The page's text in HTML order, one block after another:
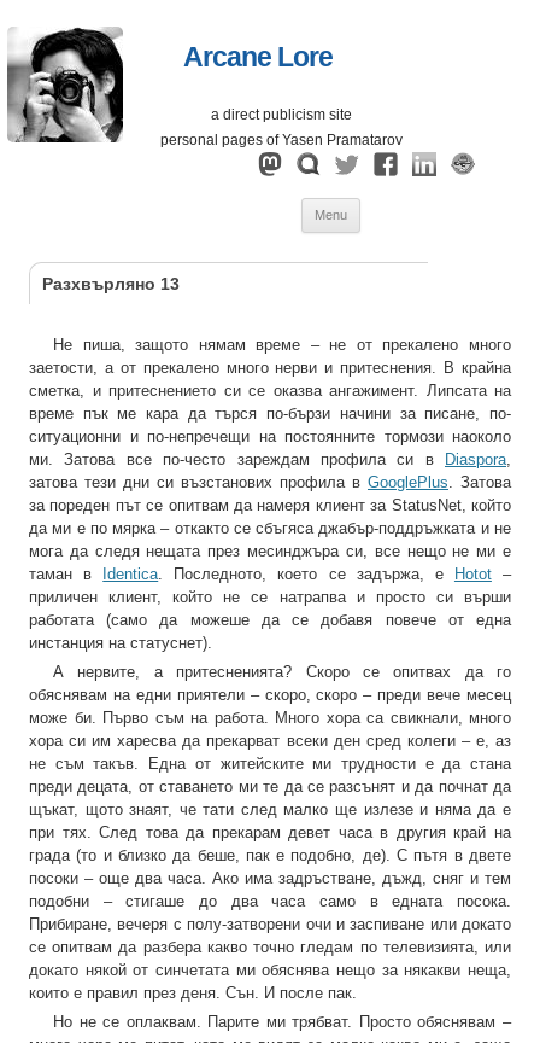
Arcane Lore
a direct publicism site
personal pages of Yasen Pramatarov
Menu
Разхвърляно 13
Не пиша, защото нямам време – не от прекалено много
заетости, а от прекалено много нерви и притеснения. В крайна
сметка, и притеснението си се оказва ангажимент. Липсата на
време пък ме кара да търся по-бързи начини за писане, по-
ситуационни и по-непречещи на постоянните тормози наоколо
ми. Затова все по-често зареждам профила си в
Diaspora,
затова тези дни си възстанових профила в GooglePlus. Затова
за пореден път се опитвам да намеря клиент за StatusNet, който
да ми е по мярка – откакто се сбъгяса джабър-поддръжката и не
мога да следя нещата през месинджъра си, все нещо не ми е
таман в
Identica. Последното, което се задържа, е Hotot–
приличен клиент, който не се натрапва и просто си върши
работата (само да можеше да се добавя повече от една
инстанция на статуснет).
А нервите, а притесненията? Скоро се опитвах да го
обяснявам на едни приятели – скоро, скоро – преди вече месец
може би. Първо съм на работа. Много хора са свикнали, много
хора си им харесва да прекарват всеки ден сред колеги – е, аз
не съм такъв. Една от житейските ми трудности е да стана
преди децата, от ставането ми те да се разсънят и да почнат да
щъкат, щото знаят, че тати след малко ще излезе и няма да е
при тях. След това да прекарам девет часа в другия край на
града (то и близко да беше, пак е подобно, де). С пътя в двете
посоки – още два часа. Ако има задръстване, дъжд, сняг и тем
подобни – стигаше до два часа само в едната посока.
Прибиране, вечеря с полу-затворени очи и заспиване или докато
се опитвам да разбера какво точно гледам по телевизията, или
докато някой от синчетата ми обяснява нещо за някакви неща,
които е правил през деня. Сън. И после пак.
Но не се оплаквам. Парите ми трябват. Просто обяснявам –